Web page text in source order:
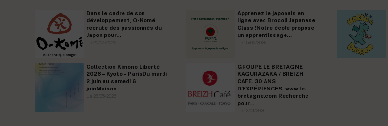
Dans le cadre de son
développement, O-Komé
recrute des passionnés du
Japon pour…
Apprenez le japonais en
ligne avec Brocoli Japanese
Class !Notre école propose
un apprentissage…
Collection Kimono Liberté
2026 – Kyoto – ParisDu mardi
2 juin au samedi 6
juinMaison…
GROUPE LE BRETAGNE
KAGURAZAKA / BREIZH
CAFE. 30 ANS
D’EXPÉRIENCES www.le-
bretagne.com Recherche
pour…